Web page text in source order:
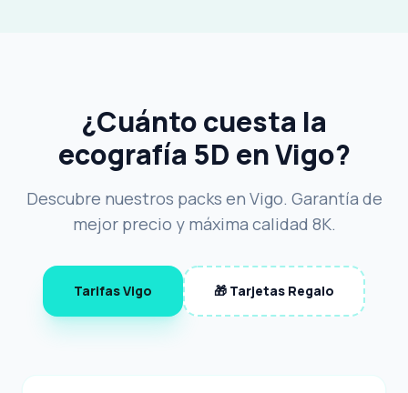
¿Cuánto cuesta la
ecografía 5D en Vigo?
Descubre nuestros packs en Vigo. Garantía de
mejor precio y máxima calidad 8K.
Tarifas Vigo 🎁 Tarjetas Regalo